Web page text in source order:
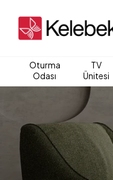
Oturma
Odası
TV
Ünitesi